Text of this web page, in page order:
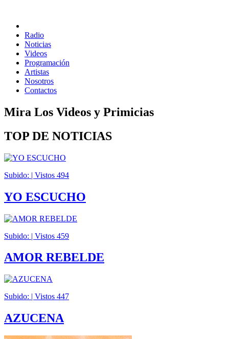
Radio
Noticias
Videos
Programación
Artistas
Nosotros
Contactos
Mira Los Videos y Primicias
TOP DE NOTICIAS
Subido: | Vistos 494
YO ESCUCHO
Subido: | Vistos 459
AMOR REBELDE
Subido: | Vistos 447
AZUCENA